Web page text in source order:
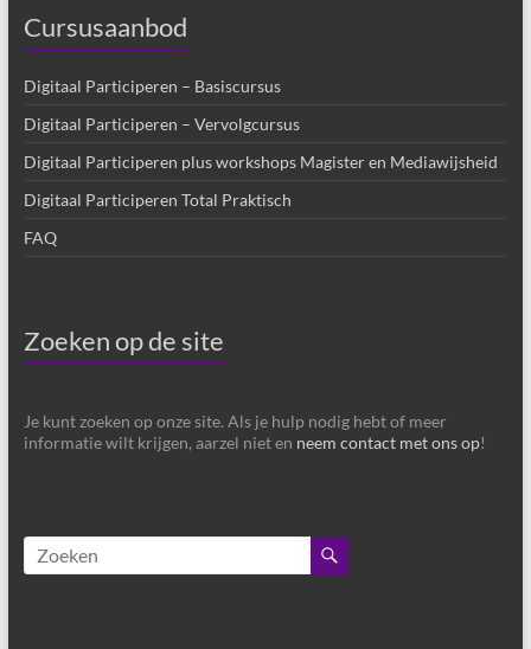
Cursusaanbod
Digitaal Participeren – Basiscursus
Digitaal Participeren – Vervolgcursus
Digitaal Participeren plus workshops Magister en Mediawijsheid
Digitaal Participeren Total Praktisch
FAQ
Zoeken op de site
Je kunt zoeken op onze site. Als je hulp nodig hebt of meer
informatie wilt krijgen, aarzel niet en neem contact met ons op!